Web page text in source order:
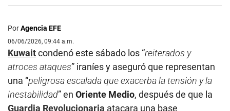
PorAgencia EFE
06/06/2026, 09:44 a.m.
Kuwaitcondenó este sábado los “reiterados y
atroces ataques” iraníes y aseguró que representan
una “peligrosa escalada que exacerba la tensión y la
inestabilidad” en Oriente Medio, después de que la
Guardia Revolucionaria atacara una base